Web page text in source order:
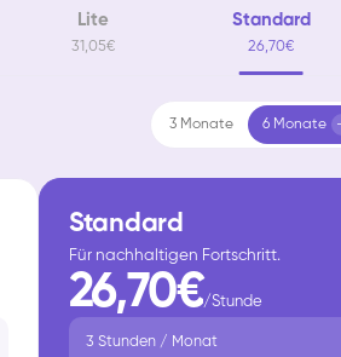
Lite
31,05€
Standard
26,70€
3 Monate 6 Monate
Standard
Für nachhaltigen Fortschritt.
26,70€/Stunde
3 Stunden / Monat